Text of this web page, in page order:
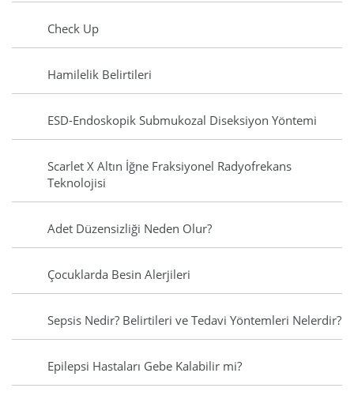
Check Up
Hamilelik Belirtileri
ESD-Endoskopik Submukozal Diseksiyon Yöntemi
Scarlet X Altın İğne Fraksiyonel Radyofrekans
Teknolojisi
Adet Düzensizliği Neden Olur?
Çocuklarda Besin Alerjileri
Sepsis Nedir? Belirtileri ve Tedavi Yöntemleri Nelerdir?
Epilepsi Hastaları Gebe Kalabilir mi?